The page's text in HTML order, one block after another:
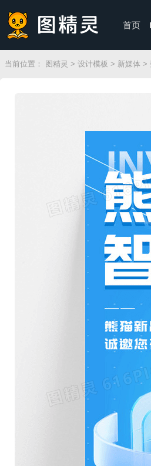
首页
当前位置： 图精灵 > 设计模板 > 新媒体 >